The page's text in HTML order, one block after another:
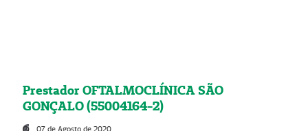
Prestador OFTALMOCLÍNICA SÃO
GONÇALO (55004164-2)
07 de Agosto de 2020